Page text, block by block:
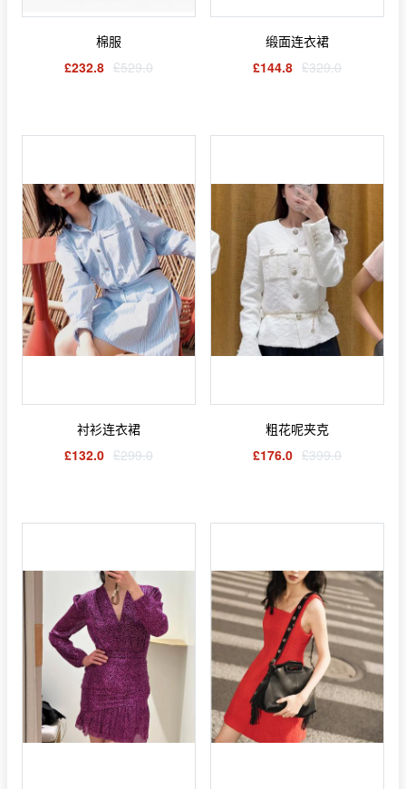
棉服
£232.8 £529.0
缎面连衣裙
£144.8 £329.0
衬衫连衣裙
£132.0 £299.0
粗花呢夹克
£176.0 £399.0